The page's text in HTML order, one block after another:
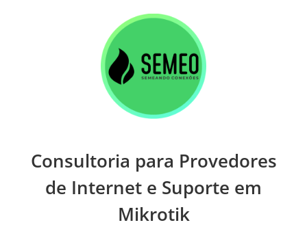
Consultoria para Provedores
de Internet e Suporte em
Mikrotik